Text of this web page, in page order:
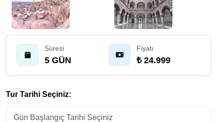
Süresi
5 GÜN
Fiyatı
₺ 24.999
Tur Tarihi Seçiniz: